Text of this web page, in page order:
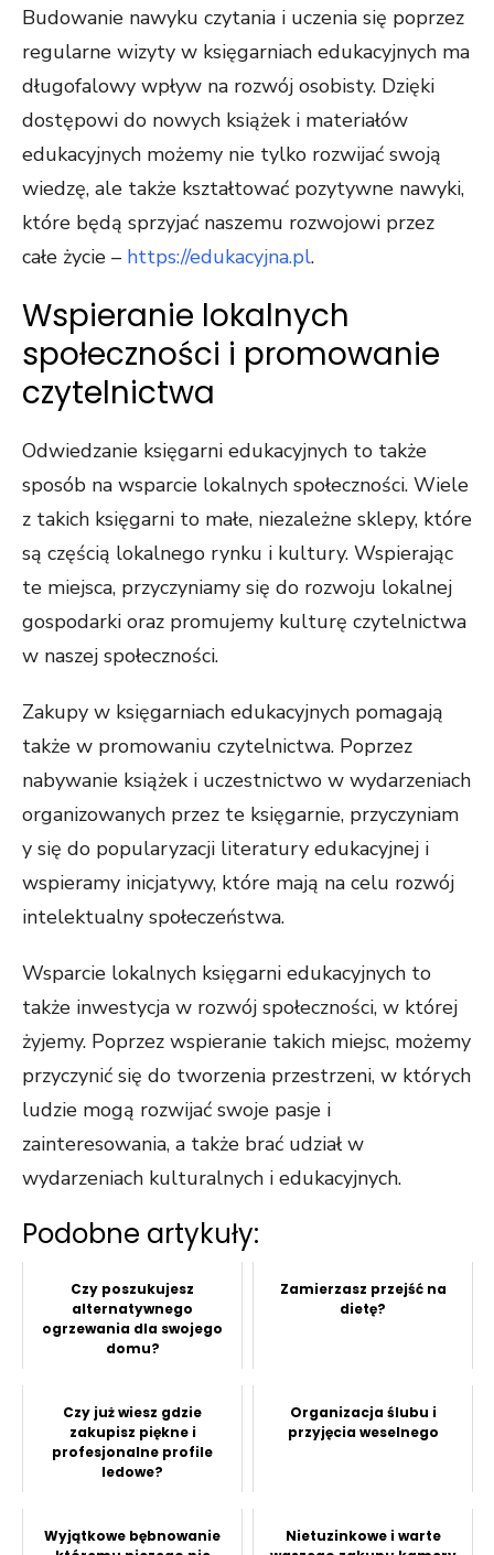
Budowanie nawyku czytania i uczenia się poprzez
regularne wizyty w księgarniach edukacyjnych ma
długofalowy wpływ na rozwój osobisty. Dzięki
dostępowi do nowych książek i materiałów
edukacyjnych możemy nie tylko rozwijać swoją
wiedzę, ale także kształtować pozytywne nawyki,
które będą sprzyjać naszemu rozwojowi przez
całe życie – https://edukacyjna.pl.
Wspieranie lokalnych
społeczności i promowanie
czytelnictwa
Odwiedzanie księgarni edukacyjnych to także
sposób na wsparcie lokalnych społeczności. Wiele
z takich księgarni to małe, niezależne sklepy, które
są częścią lokalnego rynku i kultury. Wspierając
te miejsca, przyczyniamy się do rozwoju lokalnej
gospodarki oraz promujemy kulturę czytelnictwa
w naszej społeczności.
Zakupy w księgarniach edukacyjnych pomagają
także w promowaniu czytelnictwa. Poprzez
nabywanie książek i uczestnictwo w wydarzeniach
organizowanych przez te księgarnie, przyczyniam
y się do popularyzacji literatury edukacyjnej i
wspieramy inicjatywy, które mają na celu rozwój
intelektualny społeczeństwa.
Wsparcie lokalnych księgarni edukacyjnych to
także inwestycja w rozwój społeczności, w której
żyjemy. Poprzez wspieranie takich miejsc, możemy
przyczynić się do tworzenia przestrzeni, w których
ludzie mogą rozwijać swoje pasje i
zainteresowania, a także brać udział w
wydarzeniach kulturalnych i edukacyjnych.
Podobne artykuły:
Czy poszukujesz
alternatywnego
ogrzewania dla swojego
domu?
Zamierzasz przejść na
dietę?
Czy już wiesz gdzie
zakupisz piękne i
profesjonalne profile
ledowe?
Organizacja ślubu i
przyjęcia weselnego
Wyjątkowe bębnowanie
Nietuzinkowe i warte